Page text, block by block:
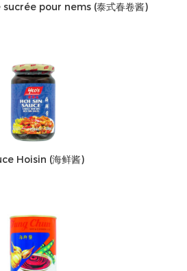
pour nems (泰式春卷酱)
Hoisin (海鲜酱)